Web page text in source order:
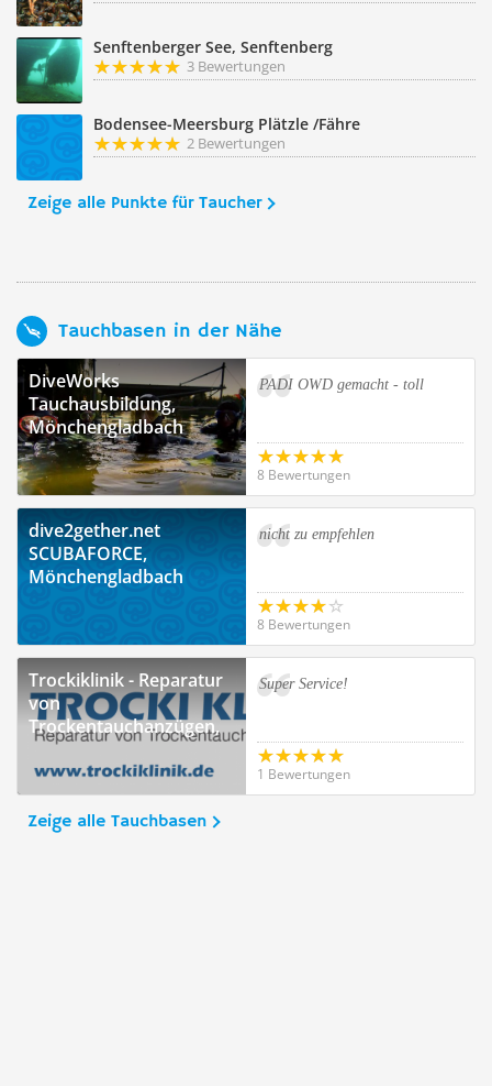
Senftenberger See, Senftenberg
3 Bewertungen
Bodensee-Meersburg Plätzle /Fähre
2 Bewertungen
Zeige alle Punkte für Taucher
Tauchbasen in der Nähe
DiveWorks
Tauchausbildung,
Mönchengladbach
PADI OWD gemacht - toll
8 Bewertungen
dive2gether.net
SCUBAFORCE,
Mönchengladbach
nicht zu empfehlen
8 Bewertungen
Trockiklinik - Reparatur
von
Trockentauchanzügen,
Viersen
Super Service!
1 Bewertungen
Zeige alle Tauchbasen